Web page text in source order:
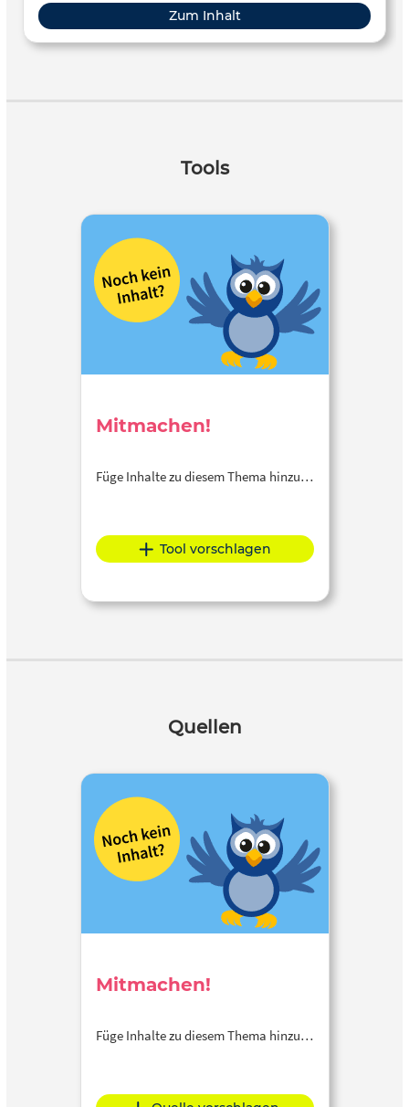
Zum Inhalt
Tools
Mitmachen!
Füge Inhalte zu diesem Thema hinzu…
Tool vorschlagen
Quellen
Mitmachen!
Füge Inhalte zu diesem Thema hinzu…